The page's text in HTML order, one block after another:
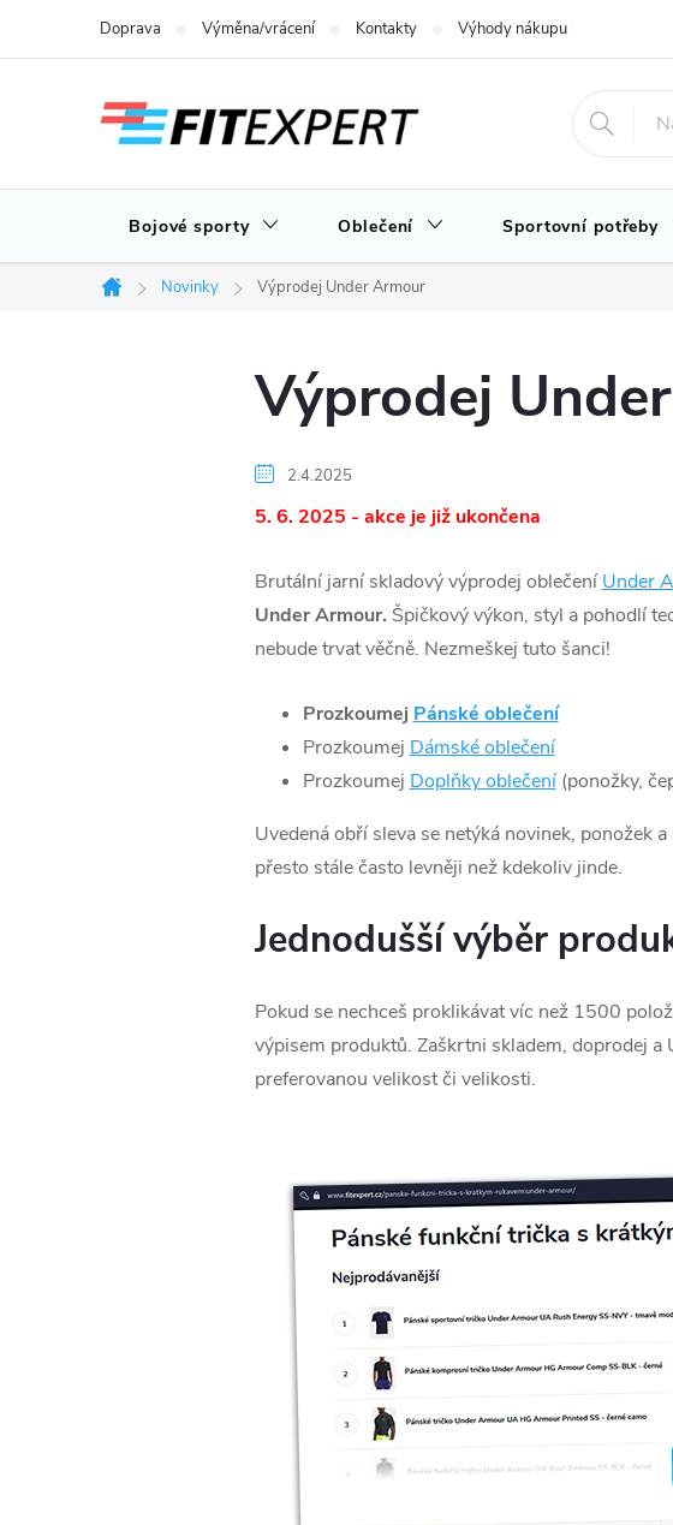
Doprava Výměna/vrácení Kontakty Výhody nákupu u nás
Bojové sporty Oblečení Sportovní potřeby
Domů
Novinky Výprodej Under Armour
Výprodej
2.4.2025
5. 6. 2025 - akce je již ukončena
Brutální jarní skladový výprodej oblečení Under
Under Armour. Špičkový výkon, styl a pohodlí
nebude trvat věčně. Nezmeškej tuto šanci!
Prozkoumej Pánské oblečení
Prozkoumej Dámské oblečení
Prozkoumej Doplňky oblečení(ponožky,
Uvedená obří sleva se netýká novinek, ponožek
přesto stále často levněji než kdekoliv jinde.
Jednodušší výběr
Pokud se nechceš proklikávat víc než 1500
výpisem produktů. Zaškrtni skladem, doprodej
preferovanou velikost či velikosti.